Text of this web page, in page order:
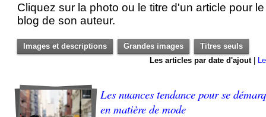
Cliquez sur la photo ou le titre d'un article pour
blog de son auteur.
Images et descriptions Grandes images
Titres seuls
Les articles par date d'ajout|
Les nuances tendance pour se
en matière de mode